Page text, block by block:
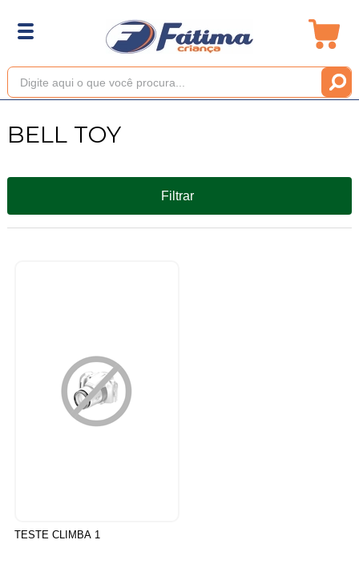
BELL TOY
Filtrar
TESTE CLIMBA 1